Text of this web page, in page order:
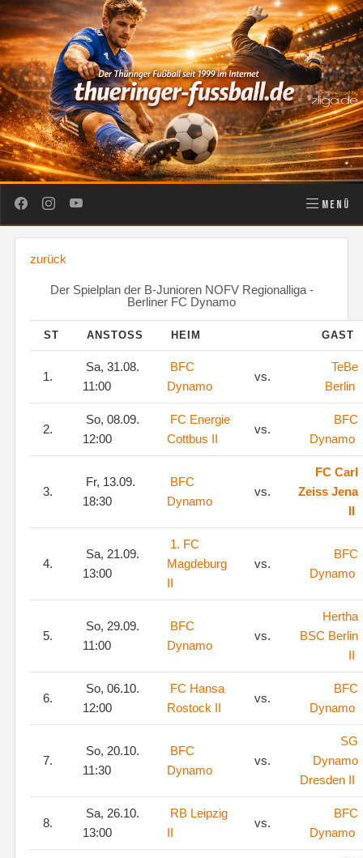
MENÜ
zurück
Der Spielplan der B-Junioren NOFV Regionalliga -
Berliner FC Dynamo
ST ANSTOSS HEIM GAST
1.
Sa, 31.08.
11:00
BFC
Dynamo
vs.
TeBe
Berlin
2.
So, 08.09.
12:00
FC Energie
Cottbus II
vs.
BFC
Dynamo
3.
Fr, 13.09.
18:30
BFC
Dynamo
vs.
FC Carl
Zeiss Jena
II
4.
Sa, 21.09.
13:00
1. FC
Magdeburg
II
vs.
BFC
Dynamo
5.
So, 29.09.
11:00
BFC
Dynamo
vs.
Hertha
BSC Berlin
II
6.
So, 06.10.
12:00
FC Hansa
Rostock II
vs.
BFC
Dynamo
7.
So, 20.10.
11:30
BFC
Dynamo
vs.
SG
Dynamo
Dresden II
8.
Sa, 26.10.
13:00
RB Leipzig
II
vs.
BFC
Dynamo